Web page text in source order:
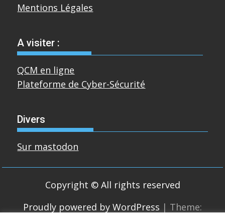
Mentions Légales
A visiter :
QCM en ligne
Plateforme de Cyber-Sécurité
Divers
Sur mastodon
Copyright © All rights reserved
Proudly powered by WordPress | Theme: